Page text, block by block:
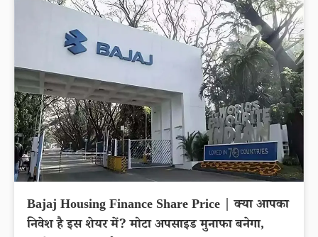
Bajaj Housing Finance Share Price | क्या आपका
निवेश है इस शेयर में? मोटा अपसाइड मुनाफा बनेगा,